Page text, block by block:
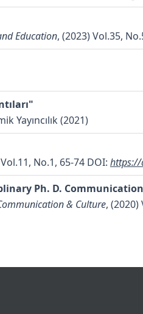
Education, (2023) Vol.35,
Yayıncılık (2021)
No.1, 65-74 DOI: https://
Ph. D. Communication
& Culture, (2020)